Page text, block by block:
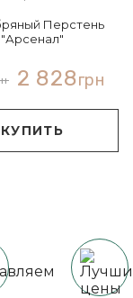
Перстень
"Арсенал"
2 828грн
КУПИТЬ